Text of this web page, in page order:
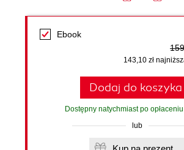
Ebook
143,10 zł
Dodaj do koszyka
Dostępny natychmiast po
lub